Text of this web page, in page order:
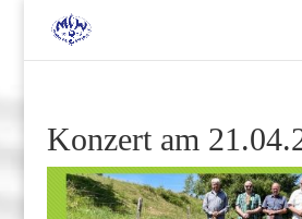
Konzert am